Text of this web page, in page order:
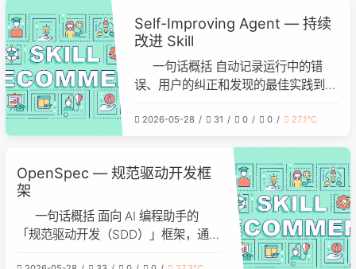
码（数据泄露、后门、挖矿） AI
agent 容易被社会工程攻击，诱导安装
恶意插件 用户缺乏标准化的安全审
Self-Improving Agent — 持续
改进 Skill
一句话概括 自动记录运行中的错
误、用户的纠正和发现的最佳实践到
而非每次从头再来。 解决的问题 AI
从上次的错误中学习 用户反复纠正同
样的错误，agent 永远不长记性 最佳
实践只停留在对话中，没有沉淀
2026-05-28 31 0 0 27.1℃
OpenSpec — 规范驱动开发框
架
一句话概括 面向 AI 编程助手的
「规范驱动开发（SDD）」框架，通过